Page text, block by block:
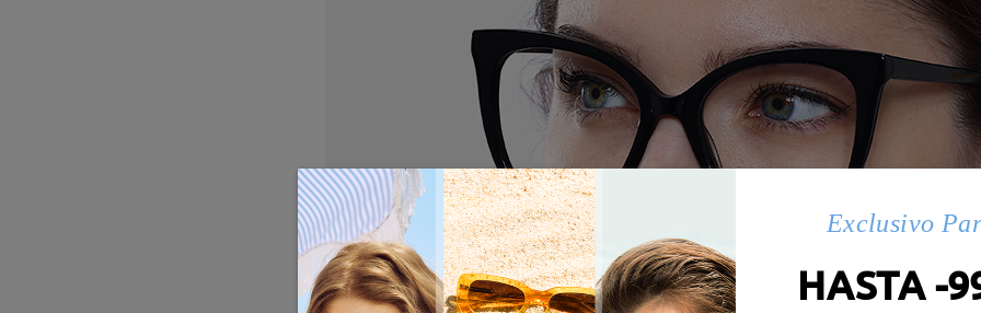
Exclusivo
HASTA -